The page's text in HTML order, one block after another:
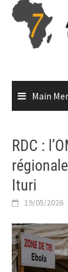
Skip
content
Main
RDC :
Ituri
19/05/2026